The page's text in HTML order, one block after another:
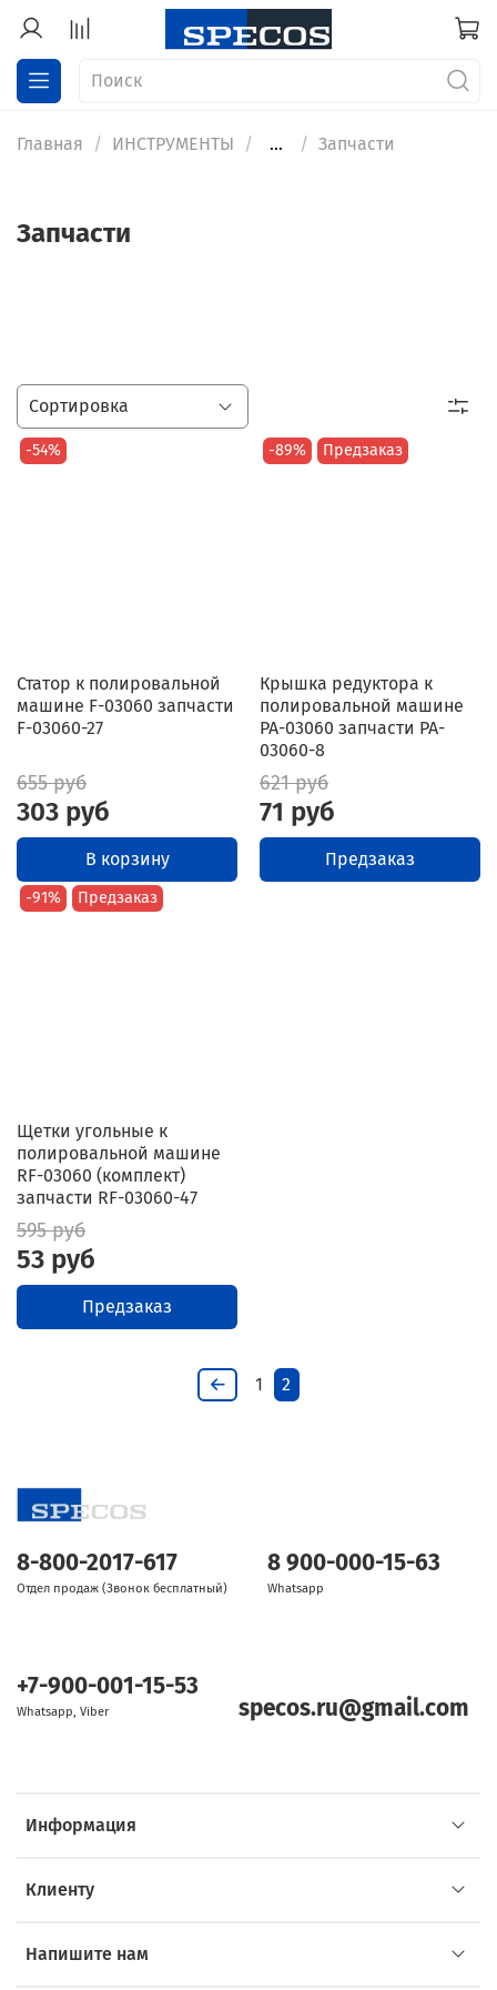
Главная ИНСТРУМЕНТЫ ... Запчасти
Запчасти
-54%
Статор к полировальной
машине F-03060 запчасти
F-03060-27
655 руб
303 руб
В корзину
-89% Предзаказ
Крышка редуктора к
полировальной машине
PA-03060 запчасти PA-
03060-8
621 руб
71 руб
Предзаказ
-91% Предзаказ
Щетки угольные к
полировальной машине
RF-03060 (комплект)
запчасти RF-03060-47
595 руб
53 руб
Предзаказ
1 2
Информация
Клиенту
Напишите нам
8-800-2017-617
Отдел продаж (Звонок бесплатный)
8 900-000-15-63
Whatsapp
+7-900-001-15-53
Whatsapp, Viber specos.ru@gmail.com